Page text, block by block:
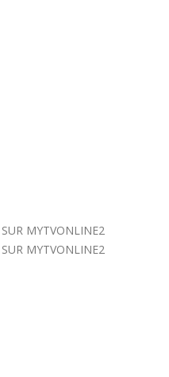
MYTVONLINE2
MYTVONLINE2